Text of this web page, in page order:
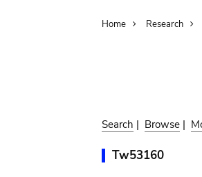
Home Research
Search | Browse |
Tw53160